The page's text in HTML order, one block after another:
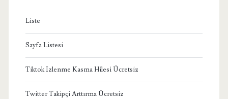
Liste
Sayfa Listesi
Tiktok Izlenme Kasma Hilesi Ücretsiz
Twitter Takipçi Arttırma Ücretsiz